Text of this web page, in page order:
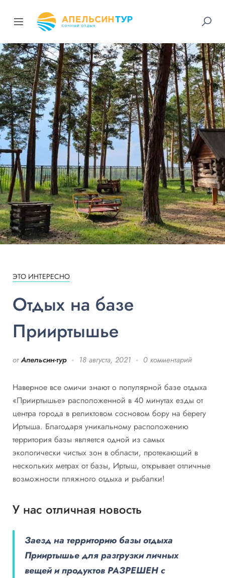
ЭТО ИНТЕРЕСНО
Отдых на базе
Прииртышье
от Апельсин-тур 18 августа, 2021 0 комментарий
Наверное все омичи знают о популярной базе отдыха
«Прииртышье» расположенной в 40 минутах езды от
центра города в реликтовом сосновом бору на берегу
Иртыша. Благодаря уникальному расположению
территория базы является одной из самых
экологически чистых зон в области, протекающий в
нескольких метрах от базы, Иртыш, открывает отличные
возможности пляжного отдыха и рыбалки!
У нас отличная новость
Заезд на территорию базы отдыха
Прииртышье для разгрузки личных
вещей и продуктов РАЗРЕШЕН с